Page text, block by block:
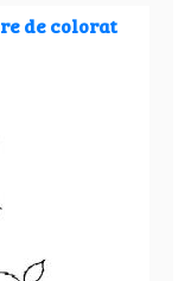
de colorat